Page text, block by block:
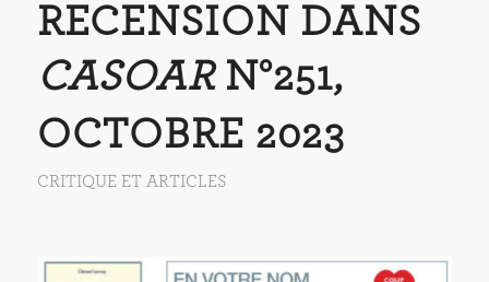
RECENSION DANS
CASOARN°251,
OCTOBRE 2023
CRITIQUE ET ARTICLES